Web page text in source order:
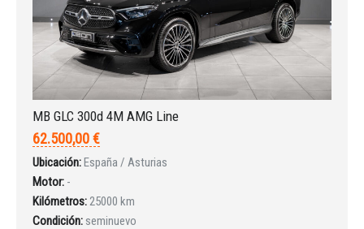
INICIAR SESIÓN
¿Ha olvidado la contraseña?
MB GLC 300d 4M AMG Line
62.500,00 €
Ubicación:España / Asturias
Motor: -
Kilómetros:25000 km
Condición: seminuevo